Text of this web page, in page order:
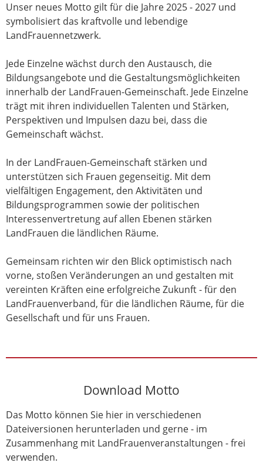
Unser neues Motto gilt für die Jahre 2025 - 2027 und
symbolisiert das kraftvolle und lebendige
LandFrauennetzwerk.
Jede Einzelne wächst durch den Austausch, die
Bildungsangebote und die Gestaltungsmöglichkeiten
innerhalb der LandFrauen-Gemeinschaft. Jede Einzelne
trägt mit ihren individuellen Talenten und Stärken,
Perspektiven und Impulsen dazu bei, dass die
Gemeinschaft wächst.
In der LandFrauen-Gemeinschaft stärken und
unterstützen sich Frauen gegenseitig. Mit dem
vielfältigen Engagement, den Aktivitäten und
Bildungsprogrammen sowie der politischen
Interessenvertretung auf allen Ebenen stärken
LandFrauen die ländlichen Räume.
Gemeinsam richten wir den Blick optimistisch nach
vorne, stoßen Veränderungen an und gestalten mit
vereinten Kräften eine erfolgreiche Zukunft - für den
LandFrauenverband, für die ländlichen Räume, für die
Gesellschaft und für uns Frauen.
Download Motto
Das Motto können Sie hier in verschiedenen
Dateiversionen herunterladen und gerne - im
Zusammenhang mit LandFrauenveranstaltungen - frei
verwenden.